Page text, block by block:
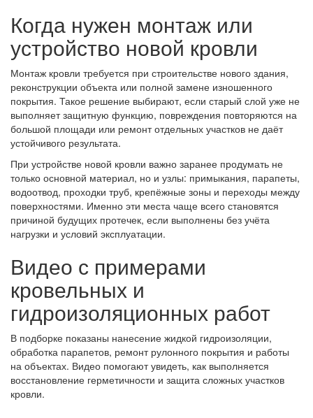
Когда нужен монтаж или
устройство новой кровли
Монтаж кровли требуется при строительстве нового здания,
реконструкции объекта или полной замене изношенного
покрытия. Такое решение выбирают, если старый слой уже не
выполняет защитную функцию, повреждения повторяются на
большой площади или ремонт отдельных участков не даёт
устойчивого результата.
При устройстве новой кровли важно заранее продумать не
только основной материал, но и узлы: примыкания, парапеты,
водоотвод, проходки труб, крепёжные зоны и переходы между
поверхностями. Именно эти места чаще всего становятся
причиной будущих протечек, если выполнены без учёта
нагрузки и условий эксплуатации.
Видео с примерами
кровельных и
гидроизоляционных работ
В подборке показаны нанесение жидкой гидроизоляции,
обработка парапетов, ремонт рулонного покрытия и работы
на объектах. Видео помогают увидеть, как выполняется
восстановление герметичности и защита сложных участков
кровли.